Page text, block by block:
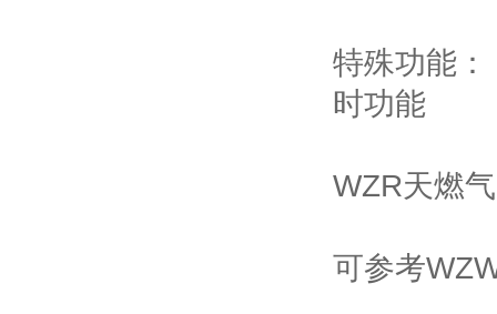
特殊功能
时功能
WZR天燃
可参考